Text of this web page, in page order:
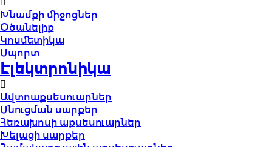
Խնամքի միջոցներ
Օծանելիք
Կոսմետիկա
Սպորտ
Էլեկտրոնիկա
Ավտոաքսեսուարներ
Սնուցման սարքեր
Հեռախոսի աքսեսուարներ
Խելացի սարքեր